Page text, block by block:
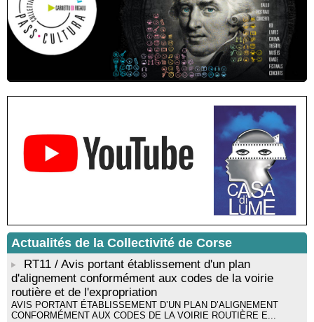
Residenza di scrittura di Angela Nicolai, Trà Corsica è
Sardegna - Mediateca di castagniccia Mare è monti - I Fulelli
Résidence d’écriture et de recherche de l’écrivaine Cécilia
Castelli - Institut Mémoires de l'Edition Contemporaine - Caen /
Médiathèque de Castagniccia Mare et Monti - I Fulelli
Rencontre / dédicace avec Lucrèce Luciani autour de son
Mise en musique d’un livre jeunesse par Annik Meschinet,
musicienne pédagogue : Ateliers d’expression sonore, vocale,
rythmique et corporelle - Mediateca territuriale di Santa Lucia di
Tallà
! Événement reporté ! Cycle de conférences peinture animé
par Alexandre Dominati - Mediateca territuriale di Santa Lucia di
Actualités de la Collectivité de Corse
RT11 / Avis portant établissement d'un plan
d'alignement conformément aux codes de la voirie
routière et de l'expropriation
AVIS PORTANT ÉTABLISSEMENT D’UN PLAN D’ALIGNEMENT
CONFORMÉMENT AUX CODES DE LA VOIRIE ROUTIÈRE E...